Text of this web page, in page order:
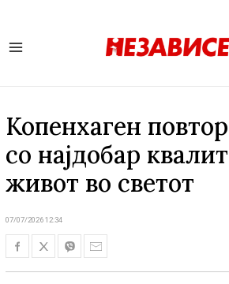
Копенхаген
со најдобар
живот во светот
07/07/2026 12:34